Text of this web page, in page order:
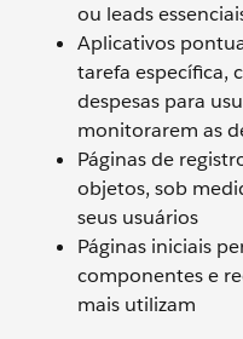
ou leads
Aplicativos
tarefa específica,
despesas para
monitorarem as
Páginas de
objetos, sob
seus usuários
Páginas iniciais
componentes e
mais utilizam